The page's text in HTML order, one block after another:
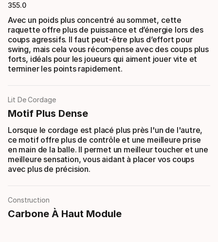
355.0
Avec un poids plus concentré au sommet, cette
raquette offre plus de puissance et d’énergie lors des
coups agressifs. Il faut peut-être plus d’effort pour
swing, mais cela vous récompense avec des coups plus
forts, idéals pour les joueurs qui aiment jouer vite et
terminer les points rapidement.
Lit De Cordage
Motif Plus Dense
Lorsque le cordage est placé plus près l'un de l'autre,
ce motif offre plus de contrôle et une meilleure prise
en main de la balle. Il permet un meilleur toucher et une
meilleure sensation, vous aidant à placer vos coups
avec plus de précision.
Construction
Carbone À Haut Module